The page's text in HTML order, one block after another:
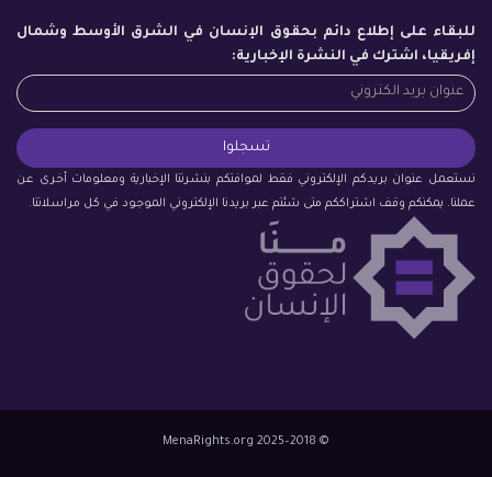
للبقاء على إطلاع دائم بحقوق الإنسان في الشرق الأوسط وشمال
إفريقيا، اشترك في النشرة الإخبارية:
نستعمل عنوان بريدكم الإلكتروني فقط لموافتكم بنشرتنا الإخبارية ومعلومات أخرى عن
عملنا. يمكنكم وقف اشتراككم متى شئتم عبر بريدنا الإلكتروني الموجود في كل مراسلاتنا.
© 2018–2025 MenaRights.org